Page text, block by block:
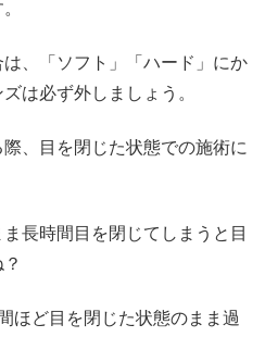
、「ソフト」「ハード」にか
は必ず外しましょう。
、目を閉じた状態での施術に
長時間目を閉じてしまうと目
ほど目を閉じた状態のまま過